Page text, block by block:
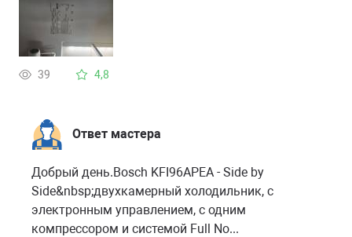
39 4,8
Ответ мастера
Добрый день.Bosch KFI96APEA - Side by
Side&nbsp;двухкамерный холодильник, с
электронным управлением, с одним
компрессором и системой Full No...